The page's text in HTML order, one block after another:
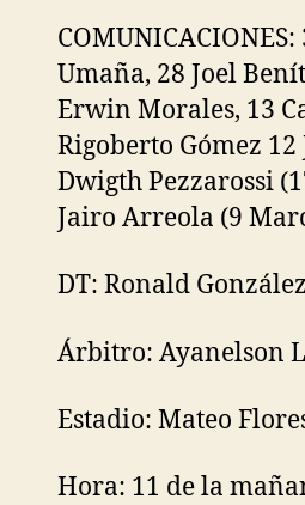
Umaña, 28 Joel
Erwin Morales, 13
Rigoberto Gómez
Dwigth Pezzarossi
Jairo Arreola (9
DT: Ronald
Árbitro: Ayanelson
Estadio: Mateo
Hora: 11 de la